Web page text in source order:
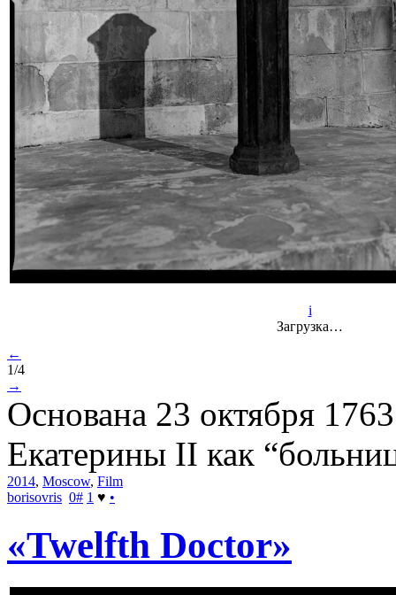
i
Загрузка…
←
1/4
→
Основана 23 октября
Екатерины II как
2014, Moscow, Film
borisovris 0# 1 ♥ •
«Twelfth Doctor»